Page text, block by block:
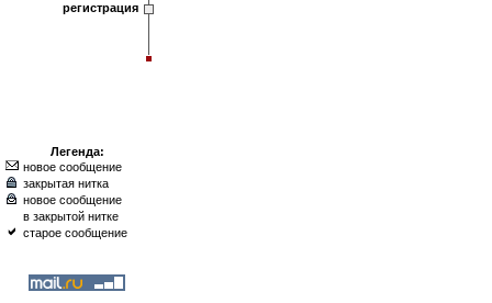
регистрация
Легенда:
новое сообщение
закрытая нитка
новое сообщение
в закрытой нитке
старое сообщение